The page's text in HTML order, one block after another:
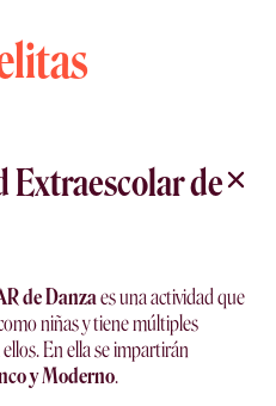
Extraescolar de
de Danzaes una actividad que
niñas y tiene múltiples
En ella se impartirán
y Moderno.